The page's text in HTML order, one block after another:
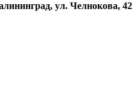
ул. Челнокова, 42